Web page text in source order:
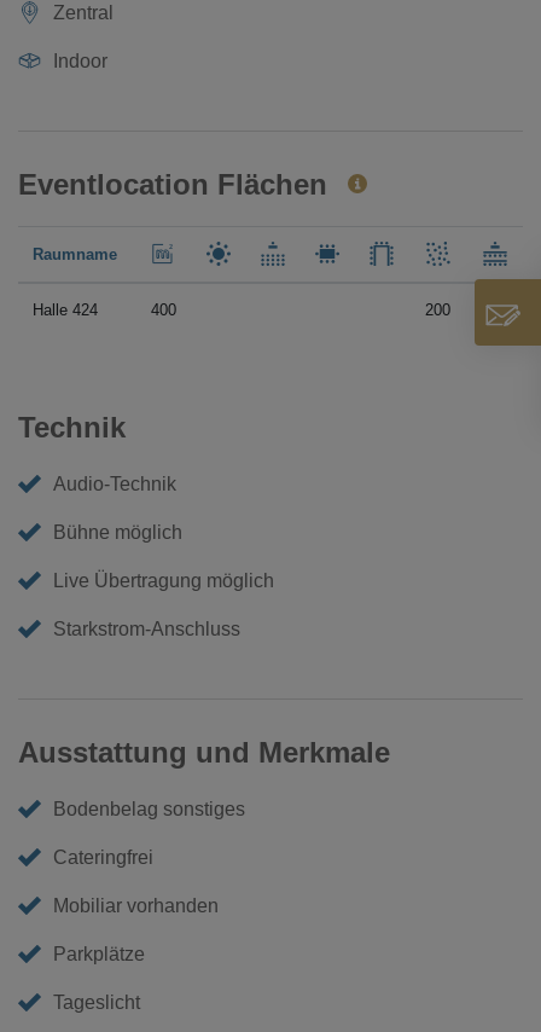
Zentral
Indoor
Eventlocation Flächen
Raumname
Halle 424 400 200
Technik
Audio-Technik
Bühne möglich
Live Übertragung möglich
Starkstrom-Anschluss
Ausstattung und Merkmale
Bodenbelag sonstiges
Cateringfrei
Mobiliar vorhanden
Parkplätze
Tageslicht